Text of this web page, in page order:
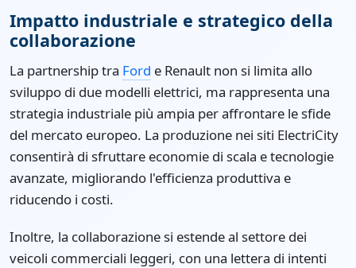
Impatto industriale e strategico della
collaborazione
La partnership tra Ford e Renault non si limita allo
sviluppo di due modelli elettrici, ma rappresenta una
strategia industriale più ampia per affrontare le sfide
del mercato europeo. La produzione nei siti ElectriCity
consentirà di sfruttare economie di scala e tecnologie
avanzate, migliorando l'efficienza produttiva e
riducendo i costi.
Inoltre, la collaborazione si estende al settore dei
veicoli commerciali leggeri, con una lettera di intenti